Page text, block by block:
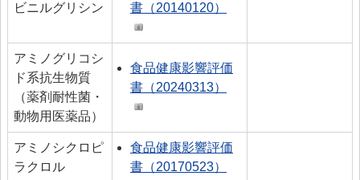
ビニルグリシン
書（20140120）
アミノグリコシ
ド系抗生物質
（薬剤耐性菌・
動物用医薬品）
食品健康影響評価
書（20240313）
アミノシクロピ
ラクロル
食品健康影響評価
書（20170523）